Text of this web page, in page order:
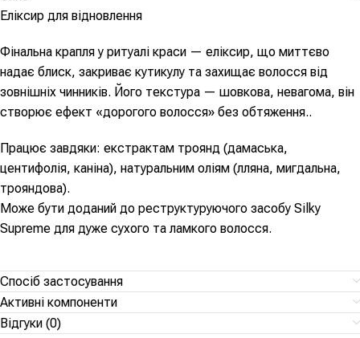
Еліксир для відновлення
Фінальна крапля у ритуалі краси — еліксир, що миттєво
надає блиск, закриває кутикулу та захищає волосся від
зовнішніх чинників. Його текстура — шовкова, невагома, він
створює ефект «дорогого волосся» без обтяження..
Працює завдяки: екстрактам троянд (дамаська,
центифолія, каніна), натуральним оліям (лляна, мигдальна,
трояндова).
Може бути доданий до реструктуруючого засобу Silky
Supreme для дуже сухого та ламкого волосся.
Спосіб застосування
Активні компоненти
Відгуки (0)